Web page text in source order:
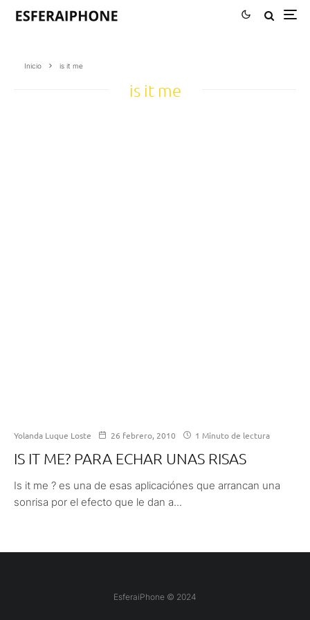
Inicio is it me
is it me
Yolanda Luque Loste 26 febrero, 2010 1 Minuto de lectura
IS IT ME? PARA ECHAR UNAS RISAS
Is it me ? es una de esas aplicaciónes que arrancan una
sonrisa por el efecto que le dan a...
EsferaiPhone © 2024